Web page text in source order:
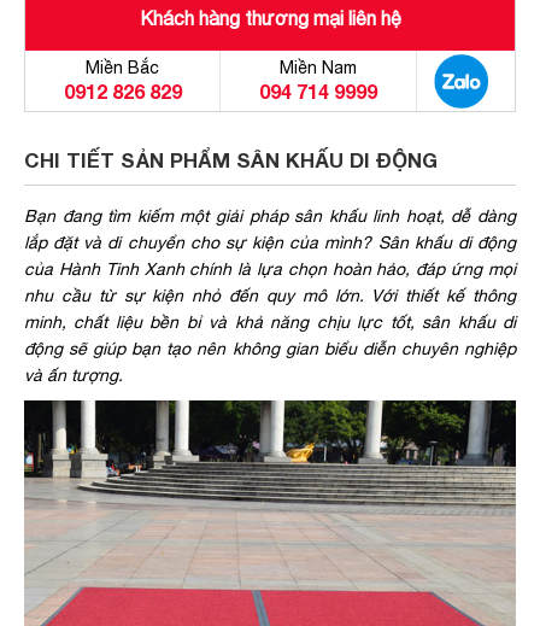
Khách hàng thương mại liên hệ
Miền Bắc
0912 826 829
Miền Nam
094 714 9999
CHI TIẾT SẢN PHẨM SÂN KHẤU DI ĐỘNG
Bạn đang tìm kiếm một giải pháp sân khấu linh hoạt, dễ dàng
lắp đặt và di chuyển cho sự kiện của mình? Sân khấu di động
của Hành Tinh Xanh chính là lựa chọn hoàn hảo, đáp ứng mọi
nhu cầu từ sự kiện nhỏ đến quy mô lớn. Với thiết kế thông
minh, chất liệu bền bỉ và khả năng chịu lực tốt, sân khấu di
động sẽ giúp bạn tạo nên không gian biểu diễn chuyên nghiệp
và ấn tượng.